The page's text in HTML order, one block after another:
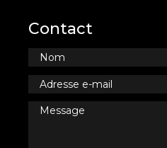
Contact